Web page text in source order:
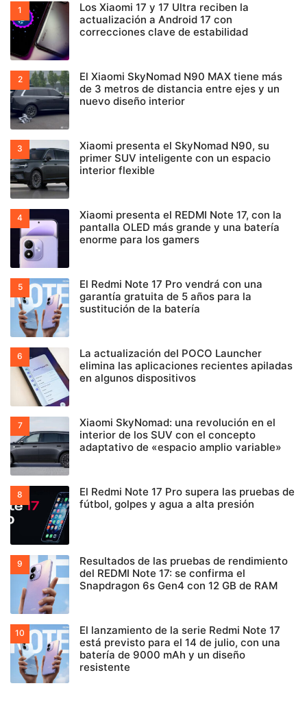
Los Xiaomi 17 y 17 Ultra reciben la
actualización a Android 17 con
correcciones clave de estabilidad
El Xiaomi SkyNomad N90 MAX tiene más
de 3 metros de distancia entre ejes y un
nuevo diseño interior
Xiaomi presenta el SkyNomad N90, su
primer SUV inteligente con un espacio
interior flexible
Xiaomi presenta el REDMI Note 17, con la
pantalla OLED más grande y una batería
enorme para los gamers
El Redmi Note 17 Pro vendrá con una
garantía gratuita de 5 años para la
sustitución de la batería
La actualización del POCO Launcher
elimina las aplicaciones recientes apiladas
en algunos dispositivos
Xiaomi SkyNomad: una revolución en el
interior de los SUV con el concepto
adaptativo de «espacio amplio variable»
El Redmi Note 17 Pro supera las pruebas de
fútbol, golpes y agua a alta presión
Resultados de las pruebas de rendimiento
del REDMI Note 17: se confirma el
Snapdragon 6s Gen4 con 12 GB de RAM
El lanzamiento de la serie Redmi Note 17
está previsto para el 14 de julio, con una
batería de 9000 mAh y un diseño
resistente